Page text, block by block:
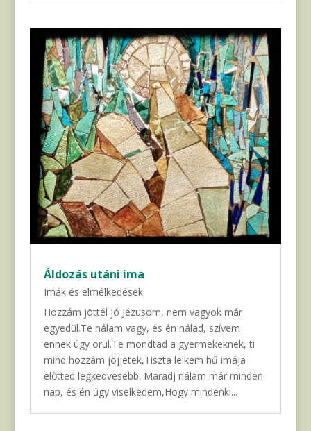
Áldozás utáni ima
Imák és elmélkedések
Hozzám jöttél jó Jézusom, nem vagyok már
egyedül.Te nálam vagy, és én nálad, szívem
ennek úgy örül.Te mondtad a gyermekeknek, ti
mind hozzám jöjjetek,Tiszta lelkem hű imája
előtted legkedvesebb. Maradj nálam már minden
nap, és én úgy viselkedem,Hogy mindenki...